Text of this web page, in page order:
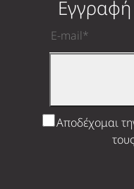
Αποδέχομαι
τους